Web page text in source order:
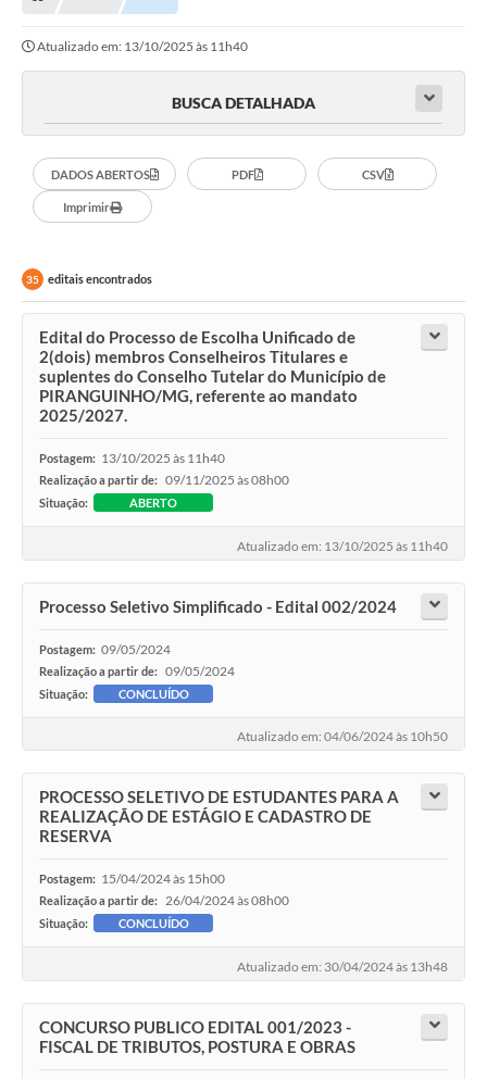
Atualizado em: 13/10/2025 às 11h40
BUSCA DETALHADA
DADOS ABERTOS PDF CSV
Imprimir
35 editais encontrados
Edital do Processo de Escolha Unificado de
2(dois) membros Conselheiros Titulares e
suplentes do Conselho Tutelar do Município de
PIRANGUINHO/MG, referente ao mandato
2025/2027.
Postagem: 13/10/2025 às 11h40
Realização a partir de: 09/11/2025 às 08h00
Situação: ABERTO
Atualizado em: 13/10/2025 às 11h40
Processo Seletivo Simplificado - Edital 002/2024
Postagem: 09/05/2024
Realização a partir de: 09/05/2024
Situação: CONCLUÍDO
Atualizado em: 04/06/2024 às 10h50
PROCESSO SELETIVO DE ESTUDANTES PARA A
REALIZAÇÃO DE ESTÁGIO E CADASTRO DE
RESERVA
Postagem: 15/04/2024 às 15h00
Realização a partir de: 26/04/2024 às 08h00
Situação: CONCLUÍDO
Atualizado em: 30/04/2024 às 13h48
CONCURSO PUBLICO EDITAL 001/2023 -
FISCAL DE TRIBUTOS, POSTURA E OBRAS